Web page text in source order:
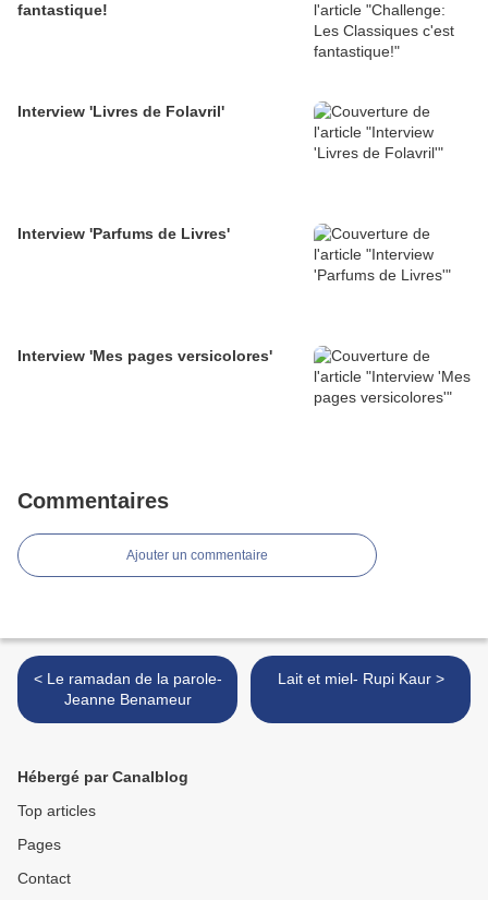
fantastique!
Interview 'Livres de Folavril'
Interview 'Parfums de Livres'
Interview 'Mes pages versicolores'
Commentaires
Ajouter un commentaire
< Le ramadan de la parole-
Jeanne Benameur
Lait et miel- Rupi Kaur >
Hébergé par Canalblog
Top articles
Pages
Contact